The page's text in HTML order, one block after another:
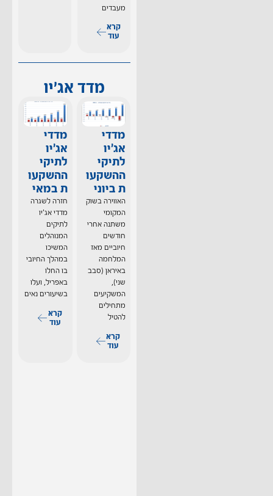
מעבדים
קרא
עוד
מדד אג'יו
מדדי
אג'יו
לתיקי
ההשקעו
ת ביוני
האווירה בשוק
המקומי
משתנה אחרי
חודשים
חיוביים מאז
המלחמה
באיראן (סבב
שני),
המשקיעים
מתחילים
להטיל
קרא
עוד
מדדי
אג'יו
לתיקי
ההשקעו
ת במאי
חזרה לשגרה
מדדי אג'יו
לתיקים
המנוהלים
המשיכו
במהלך החיובי
בו החלו
באפריל, ועלו
בשיעורים נאים
קרא
עוד